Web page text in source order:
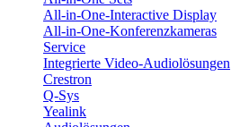
All-in-One-Interactive Display
All-in-One-Konferenzkameras
Service
Integrierte Video-Audiolösungen
Crestron
Q-Sys
Yealink